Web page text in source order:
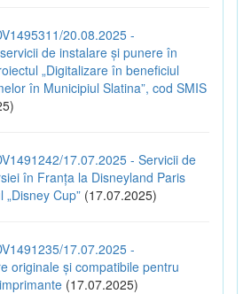
20.08.2025 -
de instalare și punere în
„Digitalizare în beneficiul
în Municipiul Slatina”, cod SMIS
17.07.2025 - Servicii de
în Franța la Disneyland Paris
Cup” (17.07.2025)
17.07.2025 -
originale și compatibile pentru
(17.07.2025)